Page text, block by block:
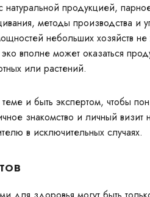
продукцией,
методы производства и
небольших хозяйств не
вполне может оказаться
или растений.
и быть экспертом, чтобы
знакомство и личный
в исключительных случаях.